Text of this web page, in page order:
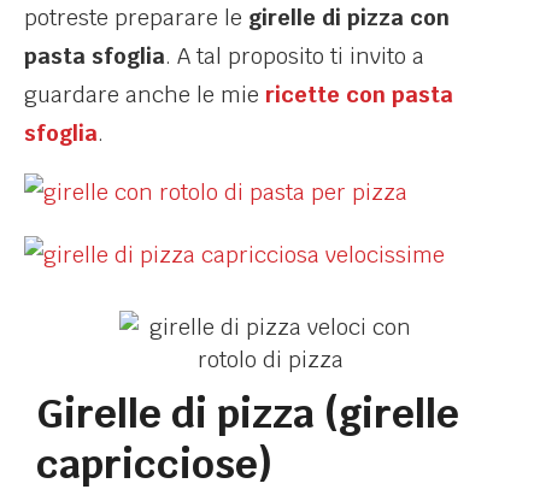
potreste preparare le girelle di pizza con
pasta sfoglia. A tal proposito ti invito a
guardare anche le mie ricette con pasta
sfoglia.
Girelle di pizza (girelle
capricciose)